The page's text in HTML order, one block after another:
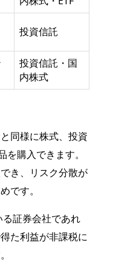
投資信託
投資信託・国
内株式
同様に株式、投資
を購入できます。
き、リスク分散が
です。
証券会社であれ
た利益が非課税に